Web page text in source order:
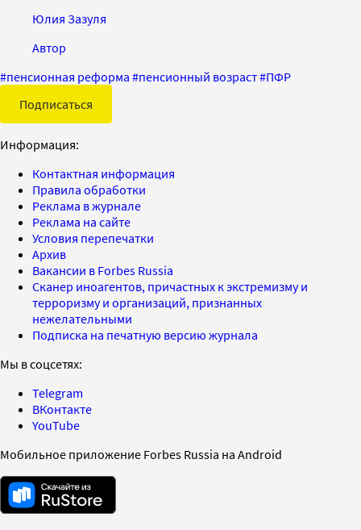
Юлия Зазуля
Автор
#пенсионная реформа #пенсионный возраст#ПФР
Подписаться
Информация:
Контактная информация
Правила обработки
Реклама в журнале
Реклама на сайте
Условия перепечатки
Архив
Вакансии в Forbes Russia
Сканер иноагентов, причастных к экстремизму и
терроризму и организаций, признанных
нежелательными
Подписка на печатную версию журнала
Мы в соцсетях:
Telegram
ВКонтакте
YouTube
Мобильное приложение Forbes Russia на Android